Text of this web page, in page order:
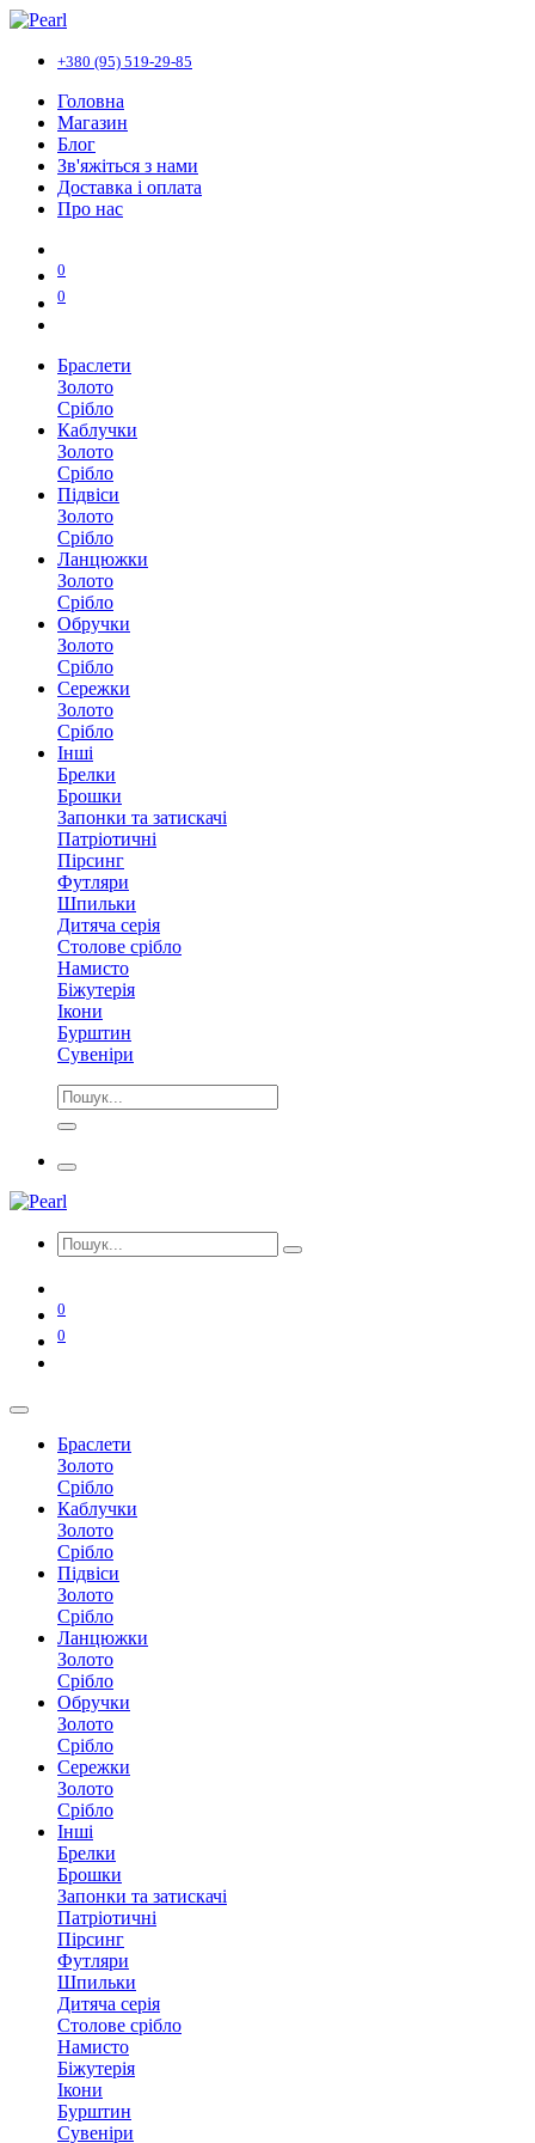
+380 (95) 519-29-85
Головна
Магазин
Блог
Зв'яжіться з нами
Доставка і оплата
Про нас
0
0
Браслети
Золото
Срібло
Каблучки
Золото
Срібло
Підвіси
Золото
Срібло
Ланцюжки
Золото
Срібло
Обручки
Золото
Срібло
Сережки
Золото
Срібло
Інші
Брелки
Брошки
Запонки та затискачі
Патріотичні
Пірсинг
Футляри
Шпильки
Дитяча серія
Столове срібло
Намисто
Біжутерія
Ікони
Бурштин
Сувеніри
0
0
Браслети
Золото
Срібло
Каблучки
Золото
Срібло
Підвіси
Золото
Срібло
Ланцюжки
Золото
Срібло
Обручки
Золото
Срібло
Сережки
Золото
Срібло
Інші
Брелки
Брошки
Запонки та затискачі
Патріотичні
Пірсинг
Футляри
Шпильки
Дитяча серія
Столове срібло
Намисто
Біжутерія
Ікони
Бурштин
Сувеніри